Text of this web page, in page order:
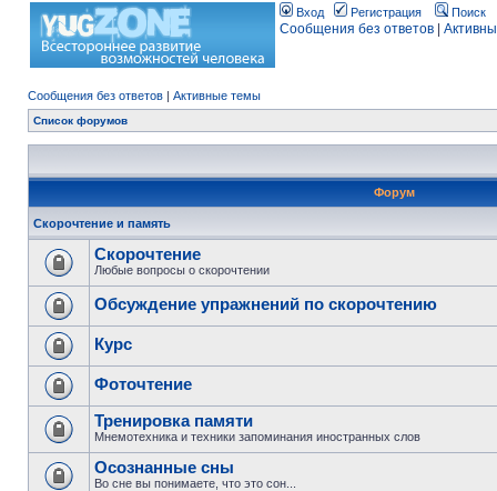
Вход Регистрация Поиск
Сообщения без ответов
Сообщения без ответов | Активные темы
Список форумов
Форум
Скорочтение и память
Скорочтение
Любые вопросы о скорочтении
Обсуждение упражнений по скорочтению
Курс
Фоточтение
Тренировка памяти
Мнемотехника и техники запоминания иностранных слов
Осознанные сны
Во сне вы понимаете, что это сон...